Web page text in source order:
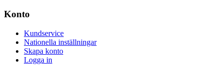
Konto
Kundservice
Nationella inställningar
Skapa konto
Logga in